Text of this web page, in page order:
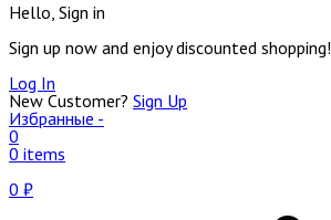
Hello, Sign in
Sign up now and enjoy discounted shopping!
Log In
New Customer? Sign Up
Избранные -
0
0 items
0 ₽